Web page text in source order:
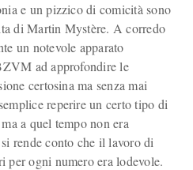
e un pizzico di comicità sono
di Martin Mystère. A corredo
un notevole apparato
ad approfondire le
certosina ma senza mai
reperire un certo tipo di
a quel tempo non era
rende conto che il lavoro di
per ogni numero era lodevole.